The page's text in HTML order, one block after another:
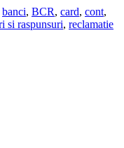
banci, BCR, card, cont,
si raspunsuri, reclamatie